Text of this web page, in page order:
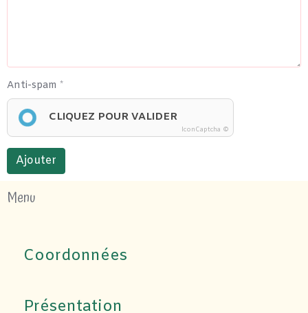
Anti-spam
CLIQUEZ POUR VALIDER
IconCaptcha ©
Ajouter
Menu
Coordonnées
Présentation